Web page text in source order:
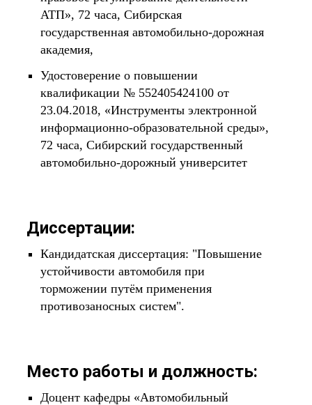
АТП», 72 часа, Сибирская
государственная автомобильно-дорожная
академия,
Удостоверение о повышении
квалификации № 552405424100 от
23.04.2018, «Инструменты электронной
информационно-образовательной среды»,
72 часа, Сибирский государственный
автомобильно-дорожный университет
Диссертации:
Кандидатская диссертация: "Повышение
устойчивости автомобиля при
торможении путём применения
противозаносных систем".
Место работы и должность:
Доцент кафедры «Автомобильный